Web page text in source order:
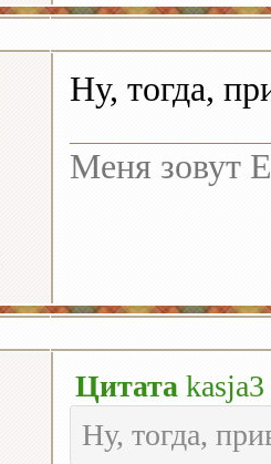
Ну, тогда,
Меня зовут
Цитата kasja3
Ну, тогда,